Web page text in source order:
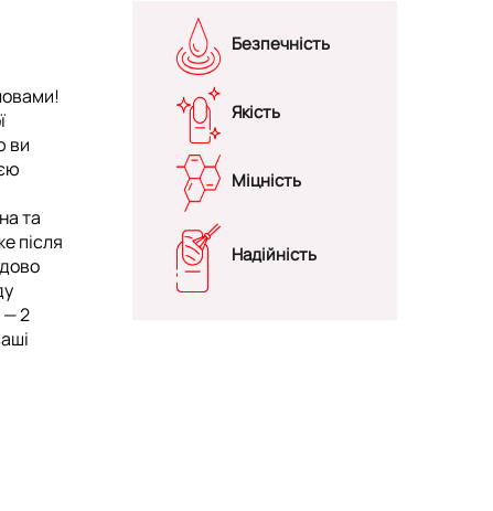
ви
та
після
— 2
Безпечність
Якість
Міцність
Надійність